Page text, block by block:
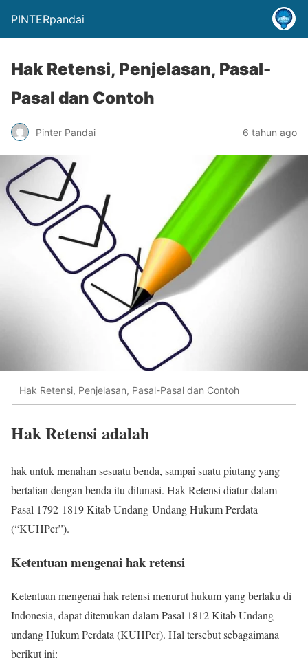
PINTERpandai
Hak Retensi, Penjelasan, Pasal-
Pasal dan Contoh
Pinter Pandai 6 tahun ago
Hak Retensi, Penjelasan, Pasal-Pasal dan Contoh
Hak Retensi adalah
hak untuk menahan sesuatu benda, sampai suatu piutang yang
bertalian dengan benda itu dilunasi. Hak Retensi diatur dalam
Pasal 1792-1819 Kitab Undang-Undang Hukum Perdata
(“KUHPer”).
Ketentuan mengenai hak retensi
Ketentuan mengenai hak retensi menurut hukum yang berlaku di
Indonesia, dapat ditemukan dalam Pasal 1812 Kitab Undang-
undang Hukum Perdata (KUHPer). Hal tersebut sebagaimana
berikut ini: